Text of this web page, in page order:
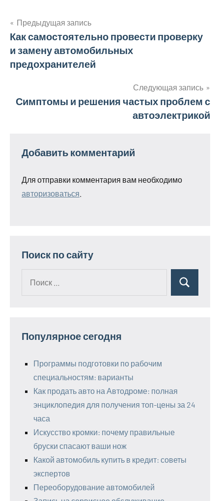
Навигация
по
Предыдущая запись
Как самостоятельно провести проверку
и замену автомобильных
предохранителей
Следующая запись
Симптомы и решения частых проблем с
автоэлектрикой
Добавить комментарий
Для отправки комментария вам необходимо
авторизоваться
Поиск по сайту
Поиск
Популярное сегодня
Программы подготовки по рабочим
специальностям: варианты
Как продать авто на Автодроме: полная
энциклопедия для получения топ-цены за 24
часа
Искусство кромки: почему правильные
бруски спасают ваши нож
Какой автомобиль купить в кредит: советы
экспертов
Переоборудование автомобилей